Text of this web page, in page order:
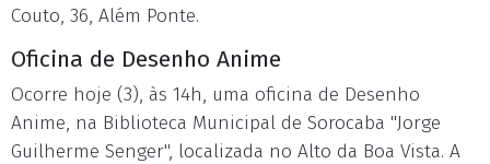
Couto, 36, Além Ponte.
Oficina de Desenho Anime
Ocorre hoje (3), às 14h, uma oficina de Desenho
Anime, na Biblioteca Municipal de Sorocaba "Jorge
Guilherme Senger", localizada no Alto da Boa Vista. A